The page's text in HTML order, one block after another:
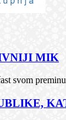
MIK
svom